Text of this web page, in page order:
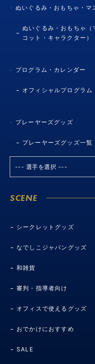
ぬいぐるみ・おもちゃ・マ
ぬいぐるみ・おもちゃ（
コット・キャラクター）
プログラム・カレンダー
オフィシャルプログラム
プレーヤーズグッズ
プレーヤーズグッズ一覧
SCENE
シークレットグッズ
なでしこジャパングッズ
和雑貨
審判・指導者向け
オフィスで使えるグッズ
おでかけにおすすめ
SALE